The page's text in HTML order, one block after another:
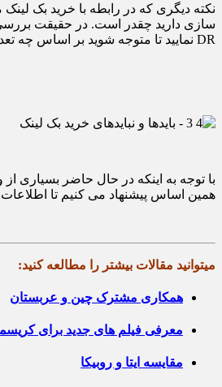
نکته دیگری که در رابطه با خرید بک لینک
سازی دارید چقدر است. در حقیقت بررسی
DR نمایید تا متوجه شوید بر اساس چه تعداد لینک، چه میزان اعتبار وجود دارد. پیش از تمامی کارهای فوق می توانید اقدام به خرید بک لینک معتبر از راش وب نمایید.
با توجه به اینکه در حال حاضر بسیاری از
همین اساس پیشنهاد می کنیم تا
میتوانید مقالات بیشتر را مطالعه کنید:
همکاری مشترک چین و عربستان
معرفی فیلم های جدید برای
مقایسه ایتا و روبیکا